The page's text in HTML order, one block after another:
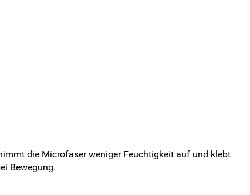
die Microfaser weniger Feuchtigkeit auf und klebt
Bewegung.